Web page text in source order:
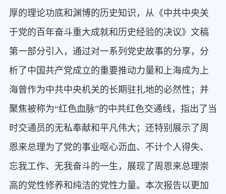
厚的理论功底和渊博的历史知识，从《中共中央关
于党的百年奋斗重大成就和历史经验的决议》文稿
第一部分引入，通过对一系列党史故事的分享，分
析了中国共产党成立的重要推动力量和上海成为上
海曾作为中共中央机关的长期驻扎地的必然性；并
聚焦被称为“红色血脉”的中共红色交通线，指出了当
时交通员的无私奉献和平凡伟大；还特别展示了周
恩来总理为了党的事业呕心沥血、不计个人得失、
忘我工作、无我奋斗的一生，展现了周恩来总理崇
高的党性修养和纯洁的党性力量。本次报告以更加